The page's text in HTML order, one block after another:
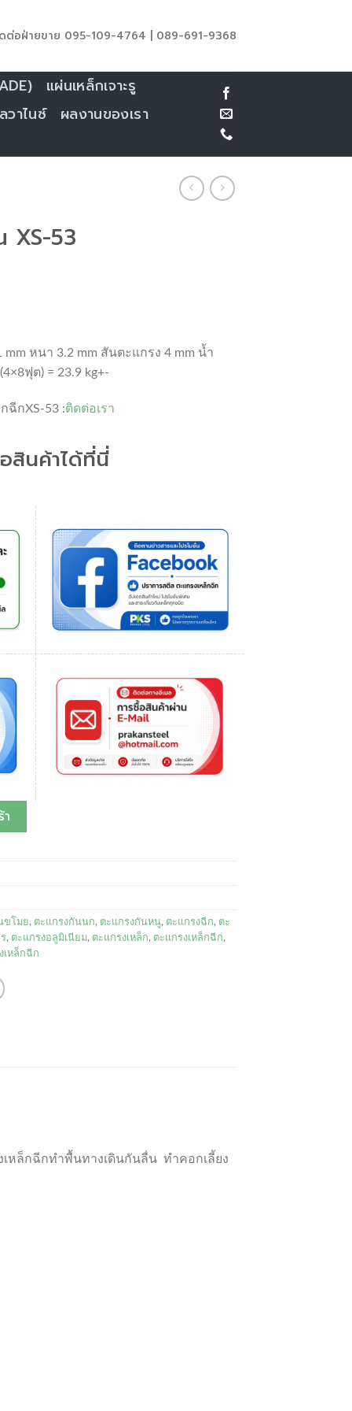
อฝ่ายขาย 095-109-4764 | 089-691-9368
แผ่นเหล็กเจาะรู
วาไนซ์
ผลงานของเรา
XS-53
หนา 3.2 mm สันตะแกรง 4 mm น้ำ
ฟุต) = 23.9 kg+-
ฉีกXS-53 :ติดต่อเรา
สินค้าได้ที่นี่
ขโมย , ตะแกรงกันนก, ตะแกรงกันหนู, ตะแกรงฉีก, ตะ
, ตะแกรงอลูมิเนียม, ตะแกรงเหล็ก, ตะแกรงเหล็กฉีก,
เหล็กฉีก
หล็กฉีกทำพื้นทางเดินกันลื่น ทำคอกเลี้ยง